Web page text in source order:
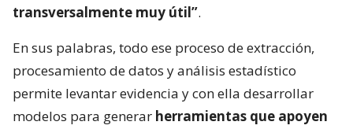
transversalmente muy útil”.
En sus palabras, todo ese proceso de extracción,
procesamiento de datos y análisis estadístico
permite levantar evidencia y con ella desarrollar
modelos para generar herramientas que apoyen